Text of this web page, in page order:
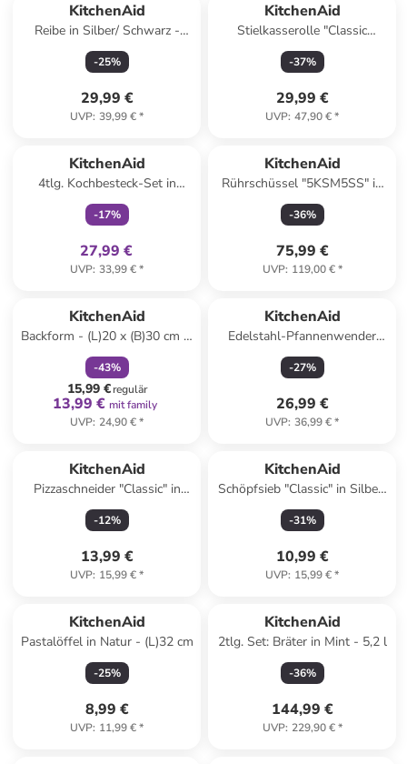
KitchenAid
Reibe in Silber/ Schwarz -
(H)26 cm
-25%
29,99 €
UVP: 39,99 €*
KitchenAid
Stielkasserolle "Classic
Forged" in Schwarz - Ø 16 cm
-37%
29,99 €
UVP: 47,90 €*
KitchenAid
4tlg. Kochbesteck-Set in
Natur - (L)32 cm
-17%
27,99 €
UVP: 33,99 €*
KitchenAid
Rührschüssel "5KSM5SS" in
Silber - 4,8 l
-36%
75,99 €
UVP: 119,00 €*
KitchenAid
Backform - (L)20 x (B)30 cm in
Grau
-43%
15,99 €regulär
13,99 € mit family
UVP: 24,90 €*
KitchenAid
Edelstahl-Pfannenwender
"Premium" - (L)34,6 cm
-27%
26,99 €
UVP: 36,99 €*
KitchenAid
Pizzaschneider "Classic" in
Silber/ Rot - (L)23,5 cm
-12%
13,99 €
UVP: 15,99 €*
KitchenAid
Schöpfsieb "Classic" in Silber/
Rot - (L)36,5 cm
-31%
10,99 €
UVP: 15,99 €*
KitchenAid
Pastalöffel in Natur - (L)32 cm
-25%
8,99 €
UVP: 11,99 €*
KitchenAid
2tlg. Set: Bräter in Mint - 5,2 l
-36%
144,99 €
UVP: 229,90 €*